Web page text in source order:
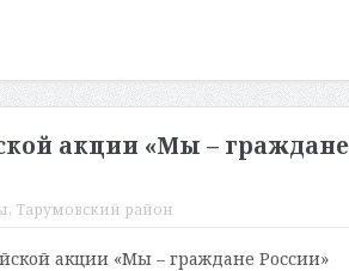
акции «Мы – граждане
, Тарумовский район
акции «Мы – граждане России»